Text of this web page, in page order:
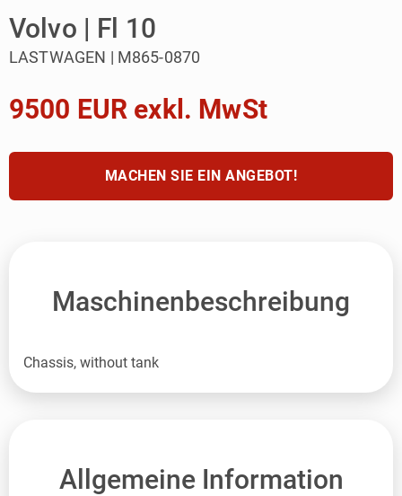
Volvo | Fl 10
LASTWAGEN | M865-0870
9500 EUR exkl. MwSt
MACHEN SIE EIN ANGEBOT!
Maschinenbeschreibung
Chassis, without tank
Allgemeine Information